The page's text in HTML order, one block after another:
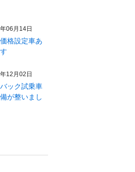
06月14日
格設定車あ
12月02日
ック試乗車
が整いまし